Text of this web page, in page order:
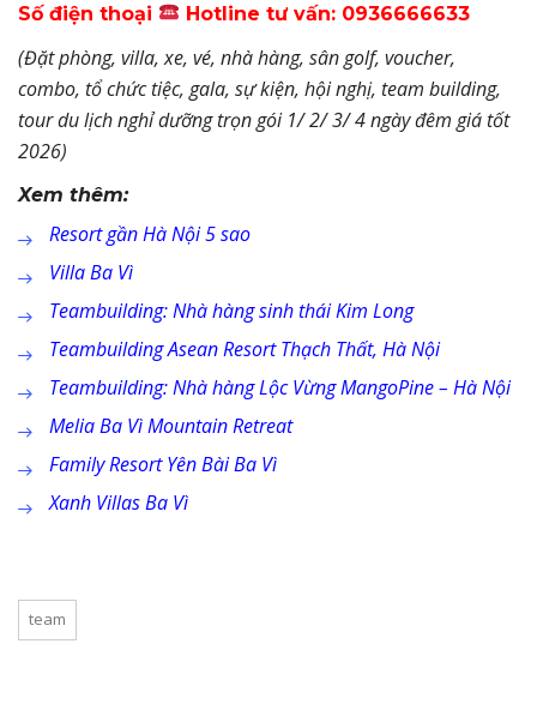
Số điện thoại Hotline tư vấn: 0936666633
(Đặt phòng, villa, xe, vé, nhà hàng, sân golf, voucher,
combo, tổ chức tiệc, gala, sự kiện, hội nghị, team building,
tour du lịch nghỉ dưỡng trọn gói 1/ 2/ 3/ 4 ngày đêm giá tốt
2026)
Xem thêm:
Resort gần Hà Nội 5 sao
Villa Ba Vì
Teambuilding: Nhà hàng sinh thái Kim Long
Teambuilding Asean Resort Thạch Thất, Hà Nội
Teambuilding: Nhà hàng Lộc Vừng MangoPine – Hà Nội
Melia Ba Vì Mountain Retreat
Family Resort Yên Bài Ba Vì
Xanh Villas Ba Vì
team